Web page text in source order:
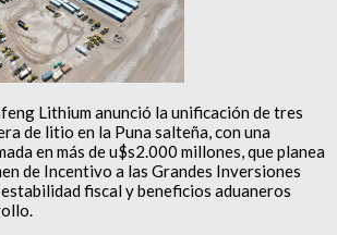
Lithium anunció la unificación de tres
de litio en la Puna salteña, con una
en más de u$s2.000 millones, que planea
de Incentivo a las Grandes Inversiones
fiscal y beneficios aduaneros